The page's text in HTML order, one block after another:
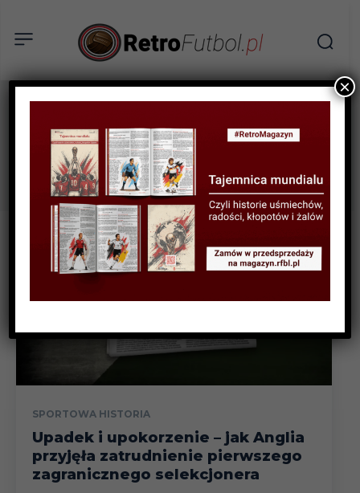
Tag: george graham
SPORTOWA HISTORIA
Upadek i upokorzenie – jak Anglia
przyjęła zatrudnienie pierwszego
zagranicznego selekcjonera
×